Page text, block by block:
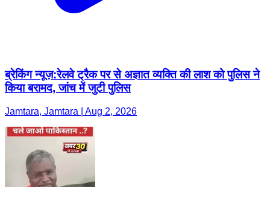
ब्रेकिंग न्यूज़:रेलवे ट्रैक पर से अज्ञात व्यक्ति की लाश को पुलिस ने
किया बरामद, जांच में जुटी पुलिस
Jamtara, Jamtara | Aug 2, 2026